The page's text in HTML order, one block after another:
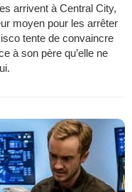
arrivent à Central City,
moyen pour les arrêter
tente de convaincre
à son père qu’elle ne